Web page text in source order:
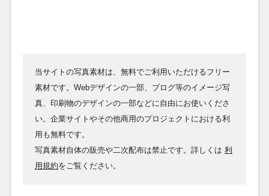
当サイトの写真素材は、無料でご利用いただけるフリー
素材です。Webデザインの一部、ブログ等のイメージ写
真、印刷物のデザインの一部などに自由にお使いくださ
い。企業サイトやその他商用のプロジェクトにおける利
用も無料です。
写真素材自体の販売や二次配布は禁止です。詳しくは 利
用規約をご覧ください。